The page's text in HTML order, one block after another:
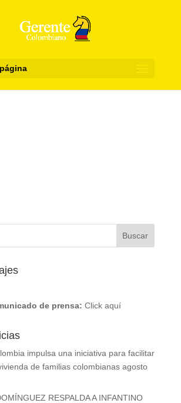
de prensa: Click aquí
impulsa una iniciativa para facilitar
de familias colombianas agosto
RESPALDA A INFANTINO